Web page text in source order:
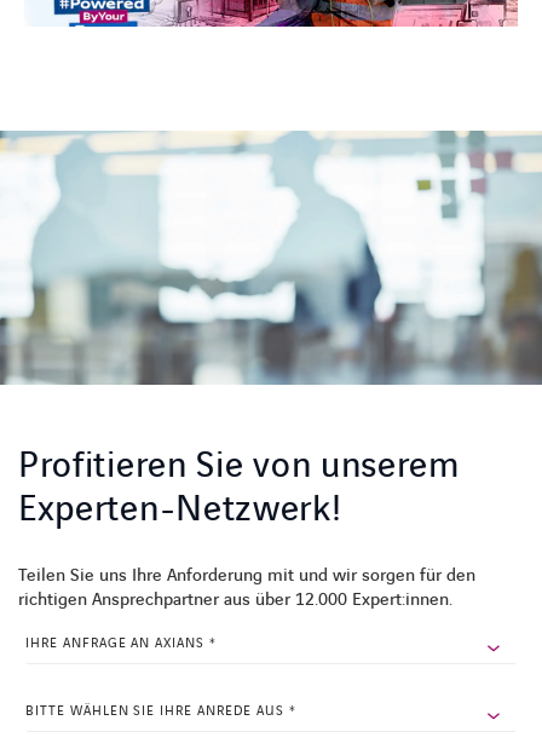
Profitieren Sie von unserem
Experten-Netzwerk!
Teilen Sie uns Ihre Anforderung mit und wir sorgen für den
richtigen Ansprechpartner aus über 12.000 Expert:innen.
NAME
Feld